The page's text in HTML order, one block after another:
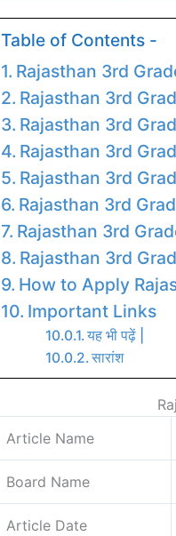
Table of Contents -
Rajasthan 3rd
Rajasthan 3rd
Rajasthan 3rd
Rajasthan 3rd
Rajasthan 3rd
Rajasthan 3rd
Rajasthan 3rd
Rajasthan 3rd
How to Apply
Important Links
यह भी पढ़ें |
सारांश
Article Name
Board Name
Article Date